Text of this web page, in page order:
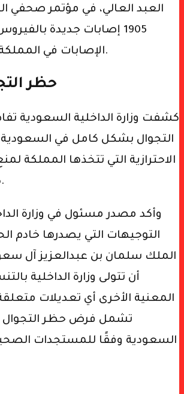
العبد العالي، في مؤتمر صحفي
1905 إصابات جديدة
الإصابات في المملكة إلى 44830 حالة.
حظر
كشفت وزارة الداخلية السعودية
التجوال بشكل كامل في
الاحترازية التي تتخذها المملكة
كورونا المستجد.
وأكد مصدر مسئول في وزارة
التوجيهات التي يصدرها خادم
الملك سلمان بن عبدالعزيز آل
أن تتولى وزارة الداخلية
المعنية الأخرى أي تعديلات متعلقة
تشمل فرض حظر
السعودية وفقًا للمستجدات